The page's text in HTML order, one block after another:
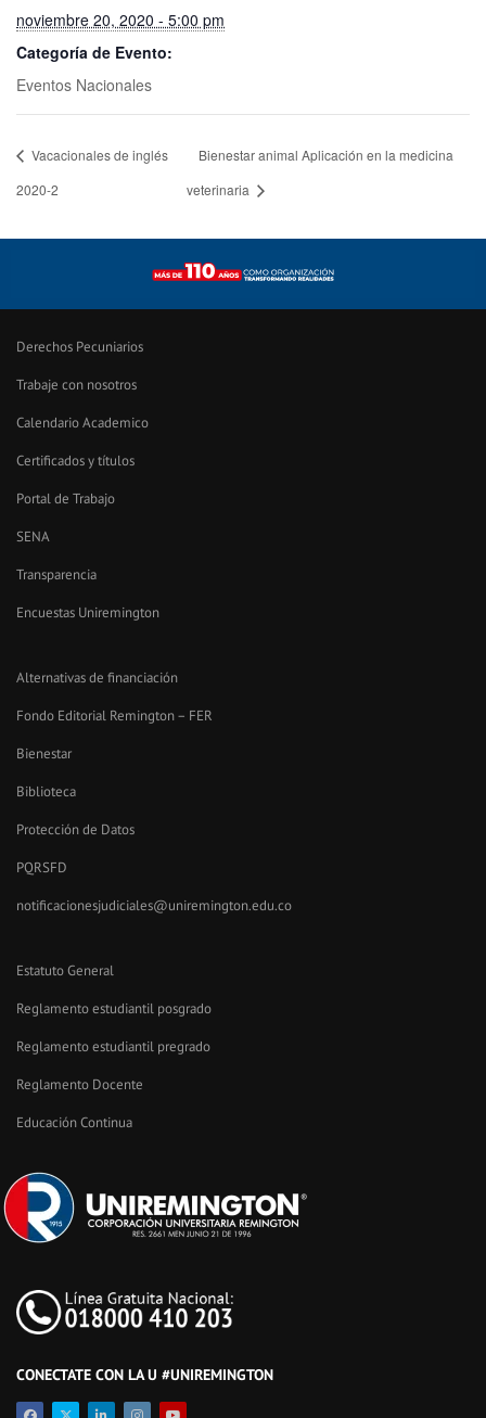
noviembre 20, 2020 - 5:00 pm
Categoría de Evento:
Eventos Nacionales
Vacacionales de inglés
2020-2
Bienestar animal Aplicación en la medicina
veterinaria
Derechos Pecuniarios
Trabaje con nosotros
Calendario Academico
Certificados y títulos
Portal de Trabajo
SENA
Transparencia
Encuestas Uniremington
Alternativas de financiación
Fondo Editorial Remington – FER
Bienestar
Biblioteca
Protección de Datos
PQRSFD
notificacionesjudiciales@uniremington.edu.co
Estatuto General
Reglamento estudiantil posgrado
Reglamento estudiantil pregrado
Reglamento Docente
Educación Continua
CONECTATE CON LA U #UNIREMINGTON